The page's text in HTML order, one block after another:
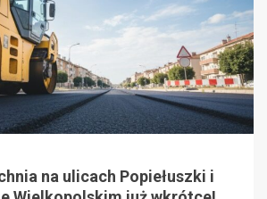
na ulicach Popiełuszki i